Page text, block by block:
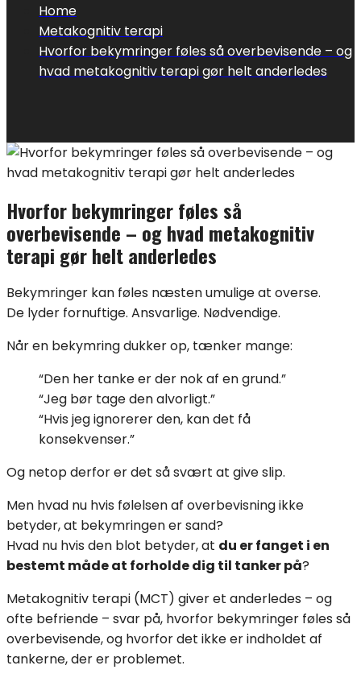
Home
Metakognitiv terapi
Hvorfor bekymringer føles så overbevisende – og
hvad metakognitiv terapi gør helt anderledes
Hvorfor bekymringer føles så
overbevisende – og hvad metakognitiv
terapi gør helt anderledes
Bekymringer kan føles næsten umulige at overse.
De lyder fornuftige. Ansvarlige. Nødvendige.
Når en bekymring dukker op, tænker mange:
“Den her tanke er der nok af en grund.”
“Jeg bør tage den alvorligt.”
“Hvis jeg ignorerer den, kan det få
konsekvenser.”
Og netop derfor er det så svært at give slip.
Men hvad nu hvis følelsen af overbevisning ikke
betyder, at bekymringen er sand?
Hvad nu hvis den blot betyder, at du er fanget i en
bestemt måde at forholde dig til tanker på?
Metakognitiv terapi (MCT) giver et anderledes – og
ofte befriende – svar på, hvorfor bekymringer føles så
overbevisende, og hvorfor det ikke er indholdet af
tankerne, der er problemet.